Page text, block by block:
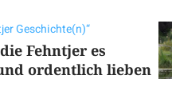
Geschichte(n)“
Fehntjer es
ordentlich lieben